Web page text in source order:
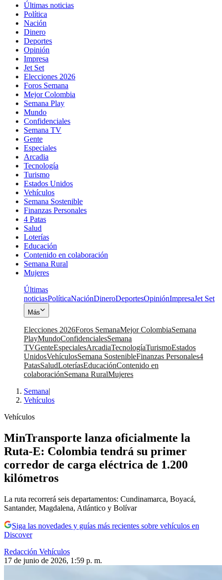
Últimas noticias
Política
Nación
Dinero
Deportes
Opinión
Impresa
Jet Set
Elecciones 2026
Foros Semana
Mejor Colombia
Semana Play
Mundo
Confidenciales
Semana TV
Gente
Especiales
Arcadia
Tecnología
Turismo
Estados Unidos
Vehículos
Semana Sostenible
Finanzas Personales
4 Patas
Salud
Loterías
Educación
Contenido en colaboración
Semana Rural
Mujeres
Últimas
noticiasPolíticaNaciónDineroDeportesOpiniónImpresaJet Set
Más
Elecciones 2026Foros SemanaMejor ColombiaSemana
PlayMundoConfidencialesSemana
TVGenteEspecialesArcadiaTecnologíaTurismoEstados
UnidosVehículosSemana SostenibleFinanzas Personales4
PatasSaludLoteríasEducaciónContenido en
colaboraciónSemana RuralMujeres
Semana|
Vehículos
Vehículos
MinTransporte lanza oficialmente la
Ruta-E: Colombia tendrá su primer
corredor de carga eléctrica de 1.200
kilómetros
La ruta recorrerá seis departamentos: Cundinamarca, Boyacá,
Santander, Magdalena, Atlántico y Bolívar
Siga las novedades y guías más recientes sobre vehículos en
Discover
Redacción Vehículos
17 de junio de 2026, 1:59 p. m.